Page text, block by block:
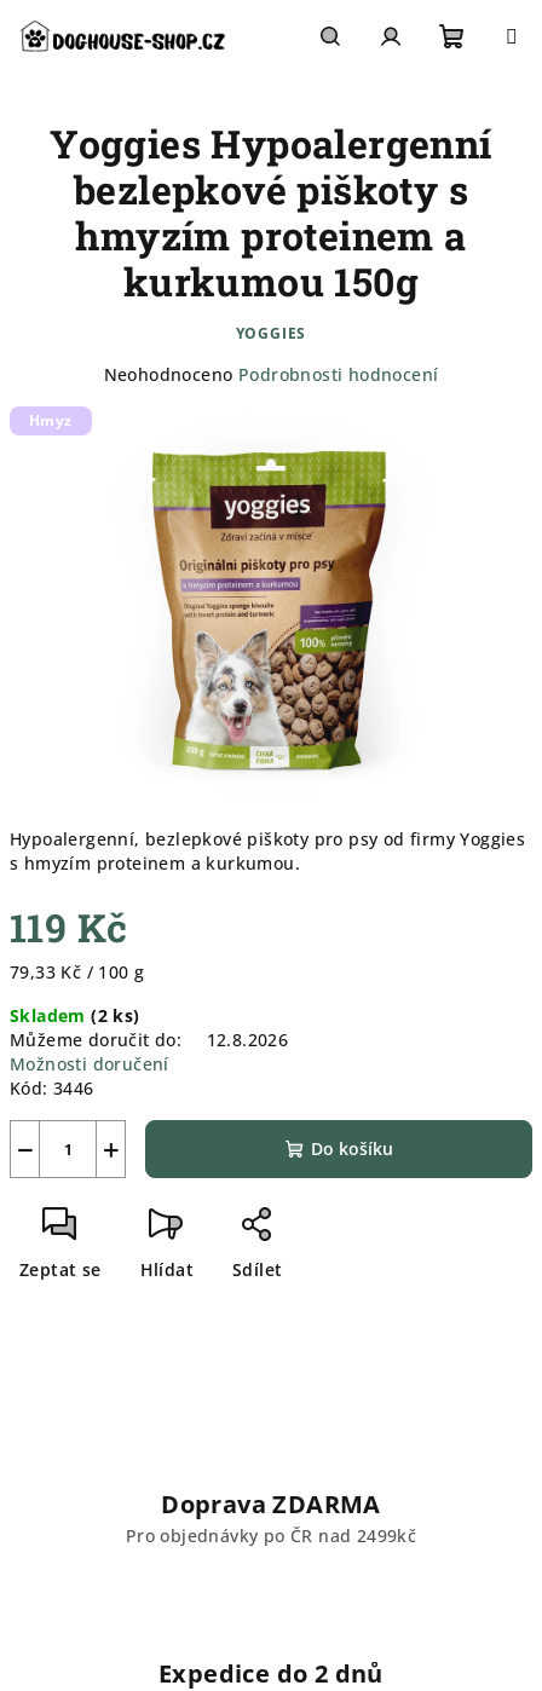
obsah
košík
Hypoalergenní, bezlepkové piškoty pro psy od firmy Yoggies
s hmyzím proteinem a kurkumou.
119 Kč
Měrná
79,33 Kč / 100 g
Skladem(2 ks)
Můžeme doručit do:
12.8.2026
Možnosti doručení
Kód: 3446
+
− Do košíku
Zeptat se Hlídat Sdílet
Yoggies Hypoalergenní
bezlepkové piškoty s
hmyzím proteinem a
kurkumou 150g
YOGGIES
Průměrné
hvězdiček.
Neohodnoceno Podrobnosti hodnocení
Hmyz
Doprava ZDARMA
Pro objednávky po ČR nad 2499kč
Expedice do 2 dnů